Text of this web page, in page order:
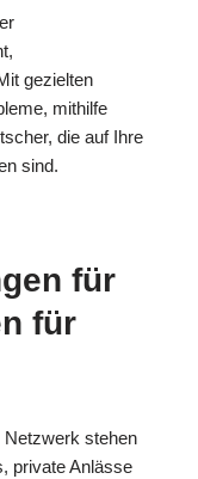
gezielten
mithilfe
die auf Ihre
sind.
für
für
stehen
private Anlässe